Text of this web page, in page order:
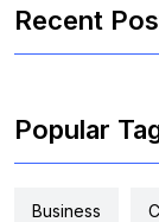
Recent
Popular
Business